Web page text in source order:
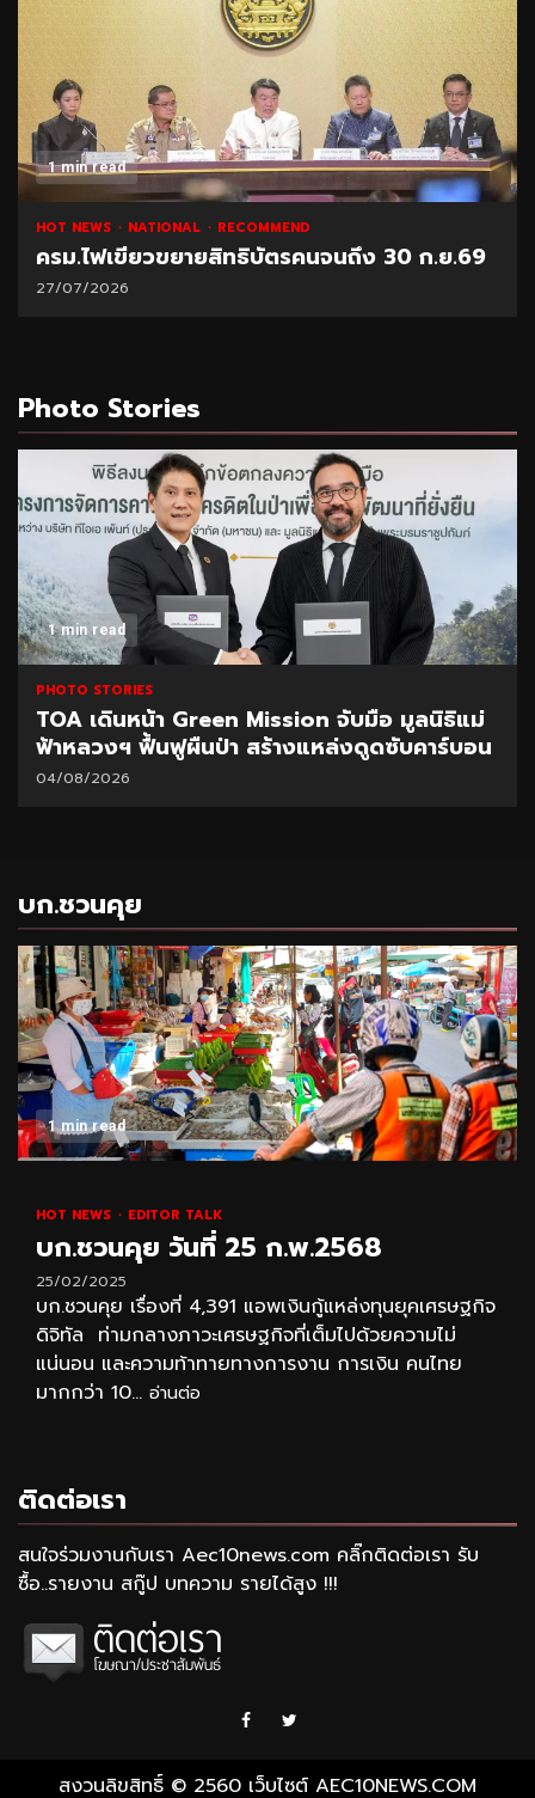
1 min read
HOT NEWS NATIONAL RECOMMEND
ครม.ไฟเขียวขยายสิทธิบัตรคนจนถึง 30 ก.ย.69
27/07/2026
Photo Stories
1 min read
PHOTO STORIES
TOA เดินหน้า Green Mission จับมือ มูลนิธิแม่
ฟ้าหลวงฯ ฟื้นฟูผืนป่า สร้างแหล่งดูดซับคาร์บอน
04/08/2026
บก.ชวนคุย
1 min read
HOT NEWS EDITOR TALK
บก.ชวนคุย วันที่ 25 ก.พ.2568
25/02/2025
บก.ชวนคุย เรื่องที่ 4,391 แอพเงินกู้แหล่งทุนยุคเศรษฐกิจ
ดิจิทัล ท่ามกลางภาวะเศรษฐกิจที่เต็มไปด้วยความไม่
แน่นอน และความท้าทายทางการงาน การเงิน คนไทย
มากกว่า 10... อ่านต่อ
ติดต่อเรา
สนใจร่วมงานกับเรา Aec10news.com คลิ๊กติดต่อเรา รับ
ซื้อ..รายงาน สกู๊ป บทความ รายได้สูง !!!
Facebook
Twitter
สงวนลิขสิทธิ์ © 2560 เว็บไซต์ AEC10NEWS.COM